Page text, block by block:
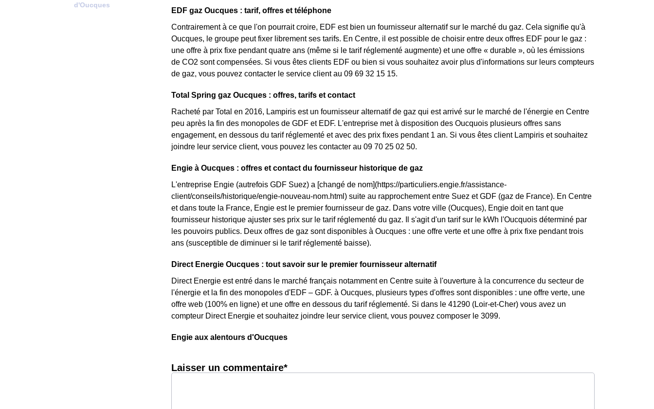
d'Oucques
EDF gaz Oucques : tarif, offres et téléphone
Contrairement à ce que l'on pourrait croire, EDF est bien un fournisseur alternatif sur le marché du gaz. Cela signifie qu'à
Oucques, le groupe peut fixer librement ses tarifs. En Centre, il est possible de choisir entre deux offres EDF pour le gaz :
une offre à prix fixe pendant quatre ans (même si le tarif réglementé augmente) et une offre « durable », où les émissions
de CO2 sont compensées. Si vous êtes clients EDF ou bien si vous souhaitez avoir plus d'informations sur leurs compteurs
de gaz, vous pouvez contacter le service client au 09 69 32 15 15.
Total Spring gaz Oucques : offres, tarifs et contact
Racheté par Total en 2016, Lampiris est un fournisseur alternatif de gaz qui est arrivé sur le marché de l'énergie en Centre
peu après la fin des monopoles de GDF et EDF. L'entreprise met à disposition des Oucquois plusieurs offres sans
engagement, en dessous du tarif réglementé et avec des prix fixes pendant 1 an. Si vous êtes client Lampiris et souhaitez
joindre leur service client, vous pouvez les contacter au 09 70 25 02 50.
Engie à Oucques : offres et contact du fournisseur historique de gaz
L'entreprise Engie (autrefois GDF Suez) a [changé de nom](https://particuliers.engie.fr/assistance-
client/conseils/historique/engie-nouveau-nom.html) suite au rapprochement entre Suez et GDF (gaz de France). En Centre
et dans toute la France, Engie est le premier fournisseur de gaz. Dans votre ville (Oucques), Engie doit en tant que
fournisseur historique ajuster ses prix sur le tarif réglementé du gaz. Il s'agit d'un tarif sur le kWh l'Oucquois déterminé par
les pouvoirs publics. Deux offres de gaz sont disponibles à Oucques : une offre verte et une offre à prix fixe pendant trois
ans (susceptible de diminuer si le tarif réglementé baisse).
Direct Energie Oucques : tout savoir sur le premier fournisseur alternatif
Direct Energie est entré dans le marché français notamment en Centre suite à l'ouverture à la concurrence du secteur de
l'énergie et la fin des monopoles d'EDF – GDF. à Oucques, plusieurs types d'offres sont disponibles : une offre verte, une
offre web (100% en ligne) et une offre en dessous du tarif réglementé. Si dans le 41290 (Loir-et-Cher) vous avez un
compteur Direct Energie et souhaitez joindre leur service client, vous pouvez composer le 3099.
Engie aux alentours d'Oucques
Laisser un commentaire*